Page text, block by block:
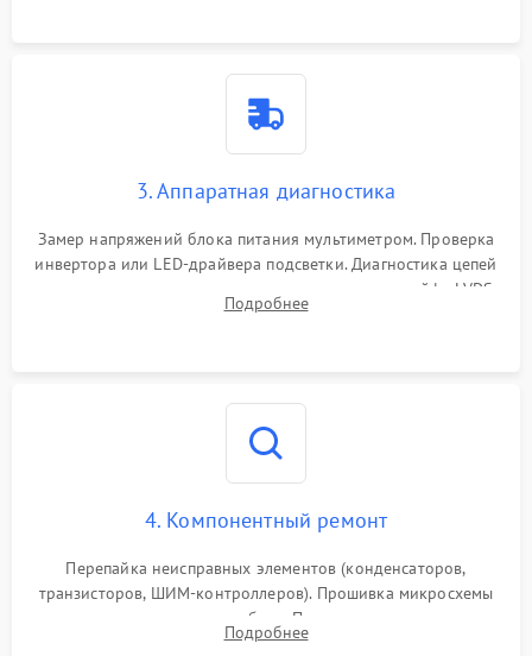
3. Аппаратная диагностика
Замер напряжений блока питания мультиметром. Проверка
инвертора или LED-драйвера подсветки. Диагностика цепей
питания скалера и тестирование сигналов на шлейфе LVDS
Подробнее
4. Компонентный ремонт
Перепайка неисправных элементов (конденсаторов,
транзисторов, ШИМ-контроллеров). Прошивка микросхемы
памяти при программных сбоях. При поломке подсветки —
разборка матрицы и замена выгоревших светодиодов.
Подробнее